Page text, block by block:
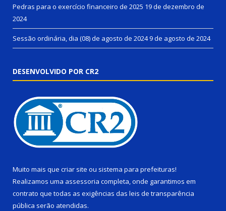
Pedras para o exercício financeiro de 2025 19 de dezembro de
2024
Sessão ordinária, dia (08) de agosto de 20249 de agosto de 2024
DESENVOLVIDO POR CR2
Muito mais que criar site ou sistema para prefeituras!
Realizamos uma assessoria completa, onde garantimos em
contrato que todas as exigências das leis de transparência
pública serão atendidas.